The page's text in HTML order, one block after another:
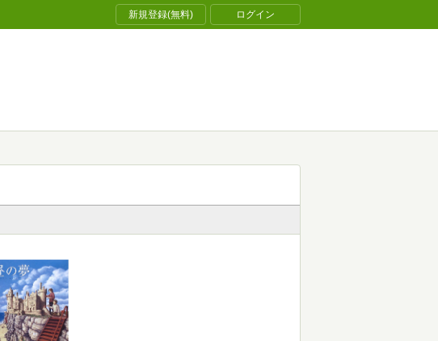
新規登録(無料) ログイン